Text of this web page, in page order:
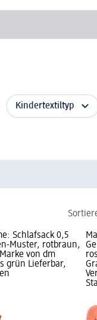
Kindertextiltyp
Schlafsack 0,5
Muster, rotbraun,
von dm
grün Lieferbar,